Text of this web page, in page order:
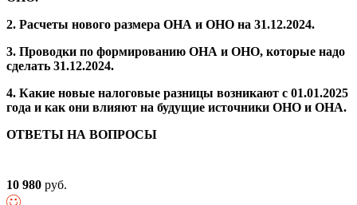
2. Расчеты нового размера ОНА и ОНО на 31.12.2024.
3. Проводки по формированию ОНА и ОНО, которые надо
сделать 31.12.2024.
4. Какие новые налоговые разницы возникают с 01.01.2025
года и как они влияют на будущие источники ОНО и ОНА.
ОТВЕТЫ НА ВОПРОСЫ
10 980 руб.